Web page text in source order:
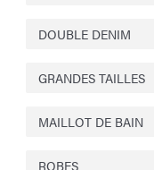
DOUBLE DENIM
GRANDES TAILLES
MAILLOT DE BAIN
ROBES